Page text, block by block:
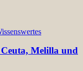
Melilla und